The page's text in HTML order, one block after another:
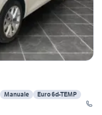
Manuale
Euro 6d-TEMP